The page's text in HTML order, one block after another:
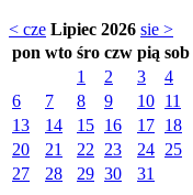
< cze Lipiec 2026 sie >
pon wto śro czw pią sob
1
2 3 4
6
7 8 9 10 11
13
14 15 16 17 18
20
21 22 23 24 25
27
28 29 30 31